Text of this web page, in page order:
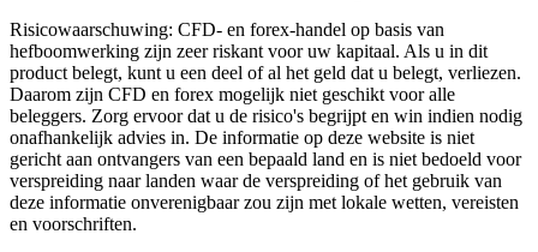
Risicowaarschuwing: CFD- en forex-handel op basis van
hefboomwerking zijn zeer riskant voor uw kapitaal. Als u in dit
product belegt, kunt u een deel of al het geld dat u belegt, verliezen.
Daarom zijn CFD en forex mogelijk niet geschikt voor alle
beleggers. Zorg ervoor dat u de risico's begrijpt en win indien nodig
onafhankelijk advies in. De informatie op deze website is niet
gericht aan ontvangers van een bepaald land en is niet bedoeld voor
verspreiding naar landen waar de verspreiding of het gebruik van
deze informatie onverenigbaar zou zijn met lokale wetten, vereisten
en voorschriften.